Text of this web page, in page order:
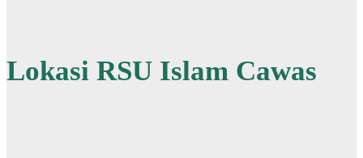
Lokasi RSU Islam Cawas